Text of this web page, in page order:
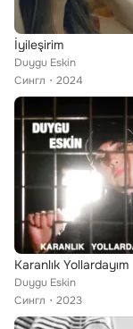
İyileşirim
Duygu Eskin
Сингл
2024
Karanlık Yollardayım
Duygu Eskin
Сингл
2023